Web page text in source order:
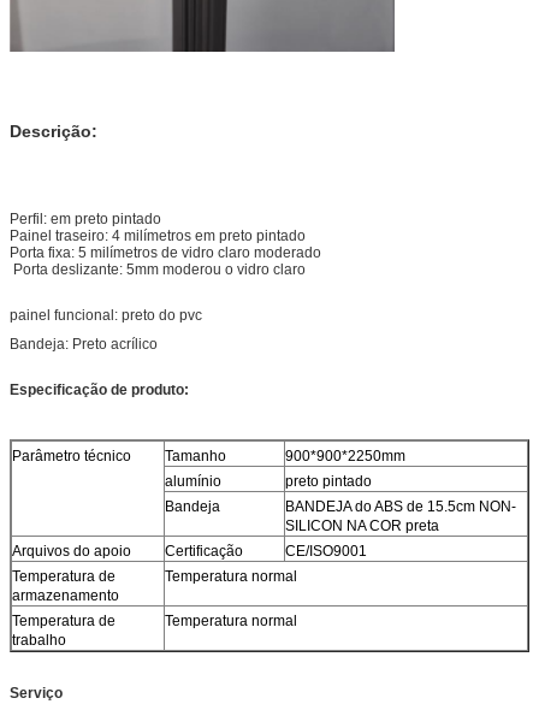
Descrição:
Perfil: em preto pintado
Painel traseiro: 4 milímetros em preto pintado
Porta fixa: 5 milímetros de vidro claro moderado
Porta deslizante: 5mm moderou o vidro claro
painel funcional: preto do pvc
Bandeja: Preto acrílico
Especificação de produto:
Parâmetro técnico Tamanho
900*900*2250mm
alumínio
preto pintado
Bandeja
BANDEJAdoABS de 15.5cm NON-
SILICON NA COR preta
Arquivos do apoio
Certificação
CE/ISO9001
Temperatura de
armazenamento
Temperatura normal
Temperatura de
trabalho
Temperatura normal
Serviço